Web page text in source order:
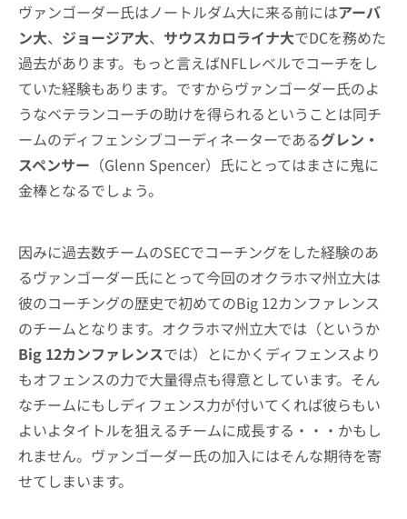
ヴァンゴーダー氏はノートルダム大に来る前にはアーバ
ン大、 ジョージア大、 サウスカロライナ大でDCを務めた
過去があります。もっと言えばNFLレベルでコーチをし
ていた経験もあります。ですからヴァンゴーダー氏のよ
うなベテランコーチの助けを得られるということは同チ
ームのディフェンシブコーディネーターであるグレン・
スペンサー （Glenn Spencer）氏にとってはまさに鬼に
金棒となるでしょう。
因みに過去数チームのSECでコーチングをした経験のあ
るヴァンゴーダー氏にとって今回のオクラホマ州立大は
彼のコーチングの歴史で初めてのBig 12カンファレンス
のチームとなります。オクラホマ州立大では（というか
Big 12カンファレンスでは）とにかくディフェンスより
もオフェンスの力で大量得点も得意としています。そん
なチームにもしディフェンス力が付いてくれば彼らもい
よいよタイトルを狙えるチームに成長する・・・かもし
れません。ヴァンゴーダー氏の加入にはそんな期待を寄
せてしまいます。